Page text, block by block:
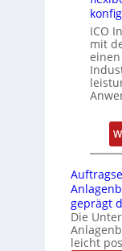
ICO
mit
geprägt
Die
leicht